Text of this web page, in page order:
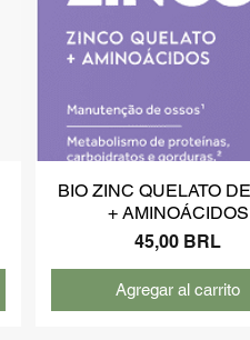
BIO ZINC QUELATO
+ AMINOÁCIDOS
Precio
45,00 BRL
Agregar al carrito